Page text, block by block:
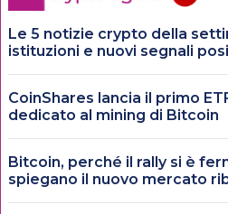
Le 5 notizie crypto della
istituzioni e nuovi segnali
CoinShares lancia il primo
dedicato al mining di Bitcoin
Bitcoin, perché il rally si è
spiegano il nuovo mercato